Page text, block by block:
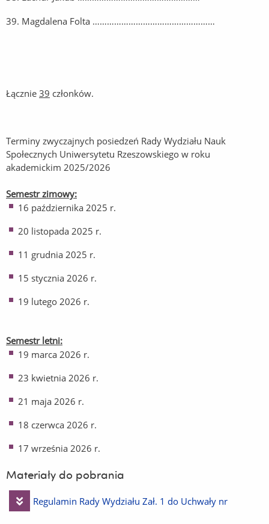
39. Magdalena Folta ……………………………………………
Łącznie 39 członków.
Terminy zwyczajnych posiedzeń Rady Wydziału Nauk
Społecznych Uniwersytetu Rzeszowskiego w roku
akademickim 2025/2026
Semestr zimowy:
16 października 2025 r.
20 listopada 2025 r.
11 grudnia 2025 r.
15 stycznia 2026 r.
19 lutego 2026 r.
Semestr letni:
19 marca 2026 r.
23 kwietnia 2026 r.
21 maja 2026 r.
18 czerwca 2026 r.
17 września 2026 r.
Materiały do pobrania
Pobierz
Regulamin Rady Wydziału Zał. 1 do Uchwały nr